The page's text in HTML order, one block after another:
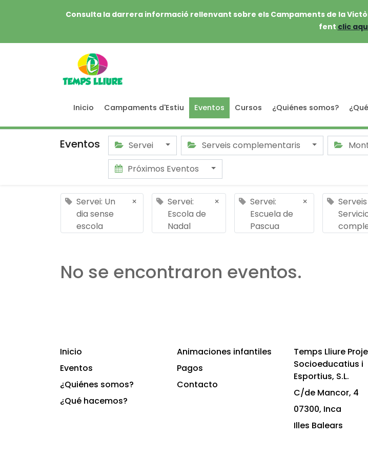
Consulta la darrera informació rellenvant sobre els Campaments de la
fent clic
Inicio Campaments d'Estiu Eventos Cursos ¿Quiénes somos?
Eventos Servei Serveis complementaris
Próximos Eventos
Servei: Un
dia sense
escola
×
Servei:
Escola de
Nadal
×
Servei:
Escuela de
Pascua
×
No se encontraron eventos.
Inicio
Eventos
¿Quiénes somos?
¿Qué hacemos?
Animaciones infantiles
Pagos
Contacto
Temps Lliure
Socioeducatius i
Esportius, S.L.
C/de Mancor, 4
07300, Inca
Illes Balears